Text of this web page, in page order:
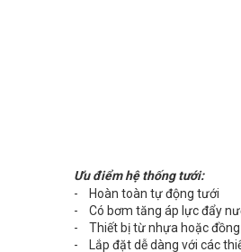
Ưu điểm hệ thống tưới:
- Hoàn toàn tự động tưới
- Có bơm tăng áp lực đẩy
- Thiết bị từ nhựa hoặc đồng
- Lắp đặt dễ dàng với các